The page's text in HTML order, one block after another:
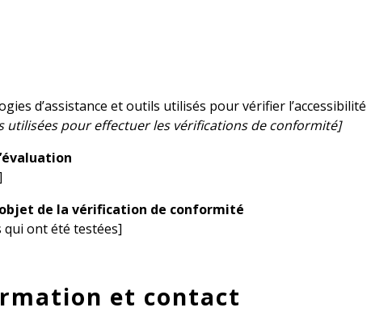
d’assistance et outils utilisés pour vérifier l’accessibilité
utilisées pour effectuer les vérifications de conformité]
de la vérification de conformité
qui ont été testées]
et contact